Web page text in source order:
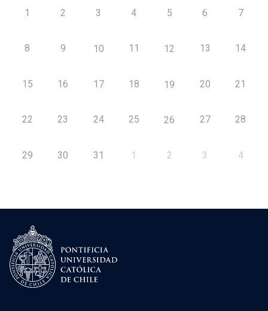
1 2 3 4 5 6 7
8 9 10 11 12 13 14
15 16 17 18 19 20 21
22 23 24 25 26 27 28
29 30 31 1 2 3 4